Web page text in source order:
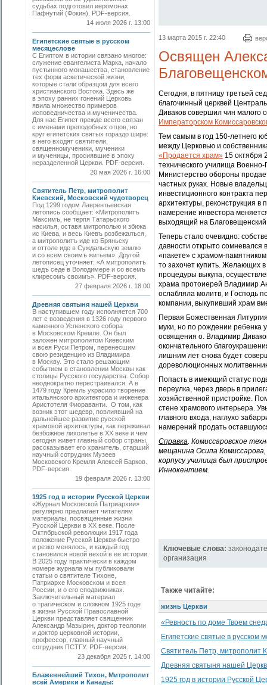
судьбах подготовил иеромонах
Пафнутий (Фокин). PDF-версия.
14 июля 2026 г. 13:00
Египетские святые в русском
месяцеслове
С Египтом в истории связано многое:
служение евангелиста Марка, начало
пустынного монашества, становление
тех форм аскетической жизни,
которые стали образцом для всего
христианского Востока. Здесь же
в эпоху ранних гонений Церковь
явила множество примеров
исповедничества и мученичества.
Для нас Египет прежде всего связан
с именами преподобных отцов, но
круг египетских святых гораздо шире:
в него входят святители,
священномученики, мученики
и мученицы, просиявшие в эпоху
неразделенной Церкви. PDF-версия.
20 мая 2026 г. 16:00
Святитель Петр, митрополит
Киевский, Московский чудотворец
Под 1299 годом Лаврентьевская
летопись сообщает: «Митрополитъ
Максимъ, не терпя Татарьского
насилья, оставя митрополью и збижа
ис Киева, и весь Киевъ розбежалъся,
а митрополитъ иде ко Бряньску
и оттоле иде в Суждальскую землю
и со всем своимъ житьем». Другой
летописец уточняет: «А митрополитъ
шедъ седе в Володимере и со всемъ
клиресомъ своимъ». PDF-версия.
27 февраля 2026 г. 18:00
Древняя святыня нашей Церкви
В наступившем году исполняется 700
лет с возведения в 1326 году первого
каменного Успенского собора
в Московском Кремле. Он был
заложен митрополитом Киевским
и всея Руси Петром, перенесшим
свою резиденцию из Владимира
в Москву. Это стало решающим
событием в становлении Москвы как
столицы Русского государства. Собор
неоднократно перестраивался. А в
1479 году Кремль украсило творение
итальянского архитектора и инженера
Аристотеля Фиораванти. О том, как
возник этот шедевр, повлиявший на
дальнейшее развитие русской
храмовой архитектуры, как переживал
безбожное лихолетье в ХХ веке и чем
сегодня живет главный собор страны,
рассказывает его хранитель, старший
научный сотрудник Музеев
Московского Кремля Алексей Барков.
PDF-версия.
19 февраля 2026 г. 13:00
1925 год в истории Русской Церкви
«Журнал Московской Патриархии»
регулярно предлагает читателям
материалы, посвященные жизни
Русской Церкви в ХХ веке. После
Октябрьской революции 1917 года
положение Русской Церкви быстро
и резко менялось, и каждый год
становился новой вехой в ее истории.
В 2025 году практически в каждом
номере журнала мы публиковали
статьи о святителе Тихоне,
Патриархе Московском и всея
России, и о его сподвижниках.
Заключительный материал
о трагическом и сложном 1925 годе
в жизни Русской Православной
Церкви представляет священник
Александр Мазырин, доктор теологии
и доктор церковной истории,
профессор, главный научный
сотрудник ПСТГУ. PDF-версия.
23 декабря 2025 г. 14:00
Блаженнейший Тихон, Митрополит
всей Америки и Канады:
13 марта 2015 г. 22:40
Освящен
Сегодня, в пятницу третьей
благочинный церквей
Диваков совершил чин малого
Императорском
Тем самым в год 150-летнего
между Церковью и
«Продается храм» 15 октября
технического училища
Министерство обороны
частных руках. Новые
инвестиционного контракта
архитектуры, реконструкция
намерение инвестора
выходящий на
Теперь стало очевидно:
давности открыто сомневался
«пакете» с храмом-
то захочет купить. Желающих
процедуры выкупа,
храма протоиерей Владимир
ослабляла молитв, и Господь
компании, выкупивший храм
Первая Божественная
муки, но по рождении ребенка
освящения о. Владимир
окончательного
лишним лет снова будет
дореволюционных
Попасть в имеющий статус
переулка, через дверь в
хозяйственной пристройке.
стене храмового интерьера.
главного входа, наглухо
намерений продать
Справка. Комиссаровское
мещанина Осипа
корпусу училища был
Иннокентием.
Ключевые слова:
организация
Также читайте:
жизнь Церкви
«Ревность по доме Твоем
Египетские святые в русском
Святитель Петр, митрополит
Древняя святыня нашей
1925 год в истории Русской